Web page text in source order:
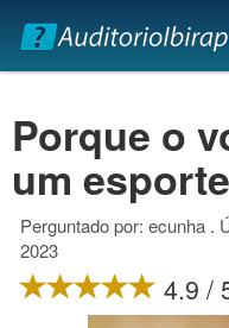
Porque o
um
Perguntado por: ecunha .
2023
4.9 /